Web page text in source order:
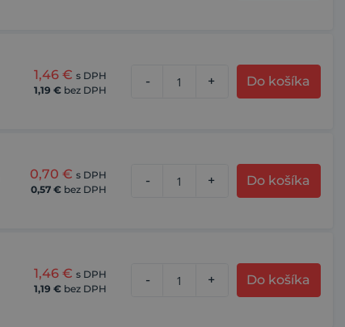
1,46 € s DPH
1,19 € bez DPH
- + Do košíka
0,70 € s DPH
0,57 € bez DPH
- + Do košíka
1,46 € s DPH
1,19 € bez DPH
- + Do košíka